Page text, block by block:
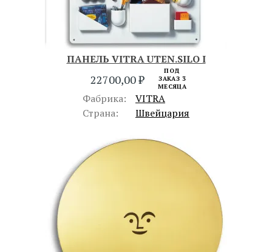
ПАНЕЛЬ VITRA UTEN.SILO I
22700,00₽
ПОД
ЗАКАЗ 3
МЕСЯЦА
Фабрика:
VITRA
Страна:
Швейцария